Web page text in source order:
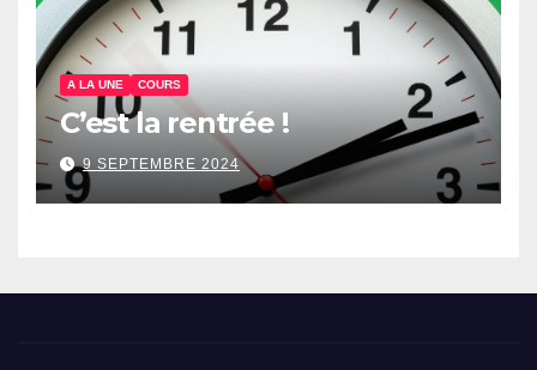
A LA UNE COURS
C’est la rentrée !
9 SEPTEMBRE 2024